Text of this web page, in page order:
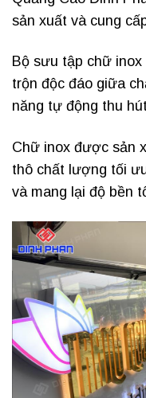
sản xuất và cung
Bộ sưu tập chữ
trộn độc đáo giữa
năng tự động thu
Chữ inox được sản
thô chất lượng tối
và mang lại độ bền